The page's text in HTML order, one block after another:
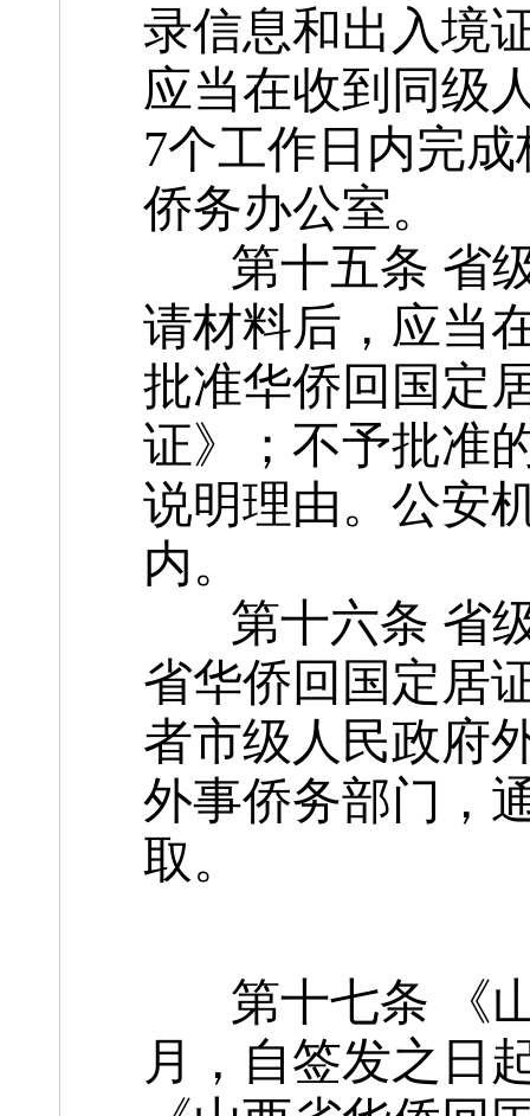
录信息和出入境
应当在收到同级
7个工作日内完
侨务办公室。
第十五条 省级
请材料后，应当
批准华侨回国定
证》；不予批准
说明理由。公安
内。
第十六条 省级
省华侨回国定居
者市级人民政府
外事侨务部门，
取。
第十七条 《山
月，自签发之日